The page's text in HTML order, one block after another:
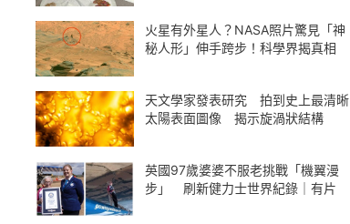
火星有外星人？NASA照片驚見「神
秘人形」伸手跨步！科學界揭真相
天文學家發表研究 拍到史上最清晰
太陽表面圖像 揭示旋渦狀結構
英國97歲婆婆不服老挑戰「機翼漫
步」 刷新健力士世界紀錄｜有片